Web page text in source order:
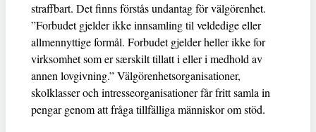
straffbart. Det finns förstås undantag för välgörenhet.
”Forbudet gjelder ikke innsamling til veldedige eller
allmennyttige formål. Forbudet gjelder heller ikke for
virksomhet som er særskilt tillatt i eller i medhold av
annen lovgivning.” Välgörenhetsorganisationer,
skolklasser och intresseorganisationer får fritt samla in
pengar genom att fråga tillfälliga människor om stöd.